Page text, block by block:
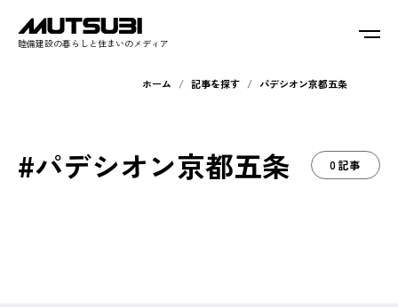
睦備建設の暮らしと住まいのメディア
ホーム 記事を探す パデシオン京都五条
#パデシオン京都五条 0記事